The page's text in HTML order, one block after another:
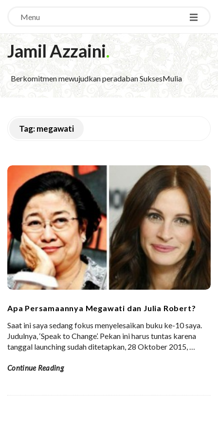
Menu
Jamil Azzaini.
Berkomitmen mewujudkan peradaban SuksesMulia
Tag:megawati
Apa Persamaannya Megawati dan Julia Robert?
Saat ini saya sedang fokus menyelesaikan buku ke-10 saya.
Judulnya, ‘Speak to Change’. Pekan ini harus tuntas karena
tanggal launching sudah ditetapkan, 28 Oktober 2015,…
Continue Reading